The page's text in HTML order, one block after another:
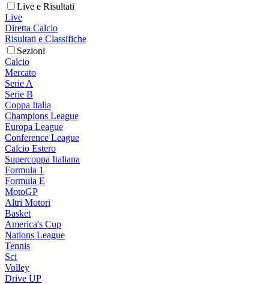
Live e Risultati
Live
Diretta Calcio
Risultati e Classifiche
Sezioni
Calcio
Mercato
Serie A
Serie B
Coppa Italia
Champions League
Europa League
Conference League
Calcio Estero
Supercoppa Italiana
Formula 1
Formula E
MotoGP
Altri Motori
Basket
America's Cup
Nations League
Tennis
Sci
Volley
Drive UP